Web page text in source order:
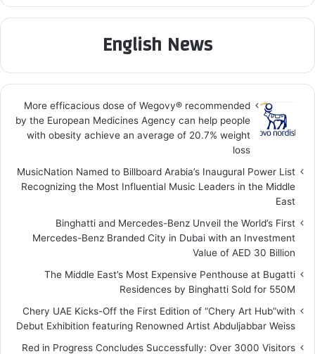
English News
More efficacious dose of Wegovy®️ recommended
by the European Medicines Agency can help people
with obesity achieve an average of 20.7% weight
loss
MusicNation Named to Billboard Arabia’s Inaugural Power List
Recognizing the Most Influential Music Leaders in the Middle
East
Binghatti and Mercedes-Benz Unveil the World’s First
Mercedes-Benz Branded City in Dubai with an Investment
Value of AED 30 Billion
The Middle East’s Most Expensive Penthouse at Bugatti
Residences by Binghatti Sold for 550M
Chery UAE Kicks-Off the First Edition of “Chery Art Hub”with
Debut Exhibition featuring Renowned Artist Abduljabbar Weiss
Red in Progress Concludes Successfully: Over 3000 Visitors